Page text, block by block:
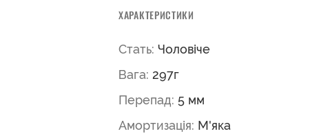
ХАРАКТЕРИСТИКИ
Стать: Чоловіче
Вага: 297г
Перепад: 5 мм
Амортизація: М'яка